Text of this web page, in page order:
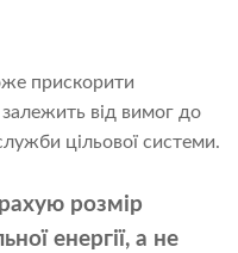
прискорити
від вимог до
цільової системи.
розмір
енергії, а не